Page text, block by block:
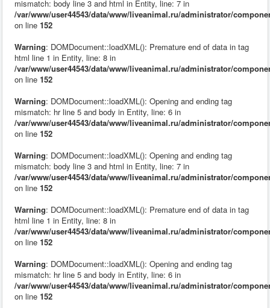
mismatch: body line 3 and html in Entity, line: 7 in
/var/www/user44543/data/www/liveanimal.ru/administrator/
on line 152
Warning: DOMDocument::loadXML(): Premature end of data in tag
html line 1 in Entity, line: 8 in
/var/www/user44543/data/www/liveanimal.ru/administrator/
on line 152
Warning: DOMDocument::loadXML(): Opening and ending tag
mismatch: hr line 5 and body in Entity, line: 6 in
/var/www/user44543/data/www/liveanimal.ru/administrator/
on line 152
Warning: DOMDocument::loadXML(): Opening and ending tag
mismatch: body line 3 and html in Entity, line: 7 in
/var/www/user44543/data/www/liveanimal.ru/administrator/
on line 152
Warning: DOMDocument::loadXML(): Premature end of data in tag
html line 1 in Entity, line: 8 in
/var/www/user44543/data/www/liveanimal.ru/administrator/
on line 152
Warning: DOMDocument::loadXML(): Opening and ending tag
mismatch: hr line 5 and body in Entity, line: 6 in
/var/www/user44543/data/www/liveanimal.ru/administrator/
on line 152